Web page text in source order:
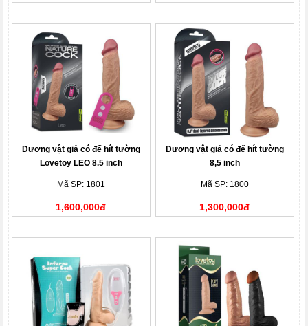
Dương vật giả có đế hít tường
Lovetoy LEO 8.5 inch
Mã SP: 1801
1,600,000đ
Dương vật giả có đế hít tường
8,5 inch
Mã SP: 1800
1,300,000đ